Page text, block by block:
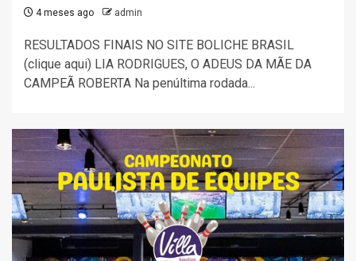
4 meses ago admin
RESULTADOS FINAIS NO SITE BOLICHE BRASIL
(clique aqui) LIA RODRIGUES, O ADEUS DA MÃE DA
CAMPEÃ ROBERTA Na penúltima rodada...